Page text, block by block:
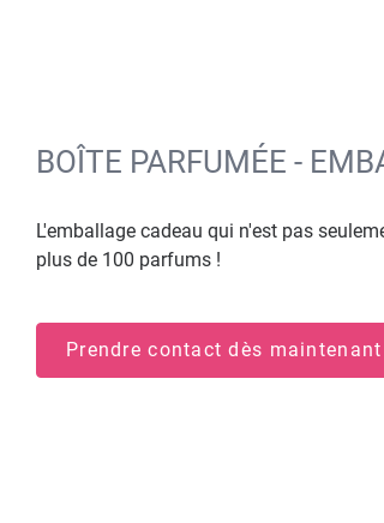
BOÎTE PARFUMÉE -
L'emballage cadeau qui n'est pas
plus de 100 parfums !
Prendre contact dès maintenant